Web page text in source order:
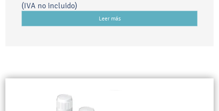
(IVA no incluido)
Leer más